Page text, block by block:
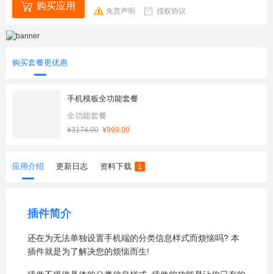
购买应用 免责声明 授权协议
购买套餐更优惠
手机模板全功能套餐
全功能套餐
¥3174.00 ¥999.00
应用介绍 更新日志 资料下载 1
插件简介
还在为无法单独设置手机端的分类信息样式而烦恼吗? 本
插件就是为了解决您的烦恼而生!